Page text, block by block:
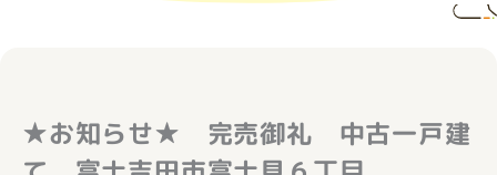
★お知らせ★ 完売御礼 中古一戸建